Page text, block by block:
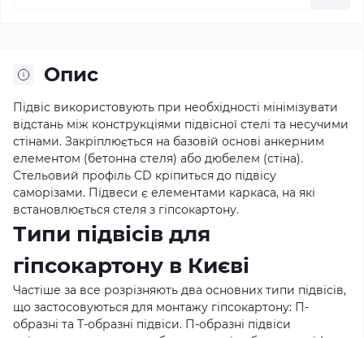
Опис
Підвіс використовують при необхідності мінімізувати
відстань між конструкціями підвісної стелі та несучими
стінами. Закріплюється на базовій основі анкерним
елементом (бетонна стеля) або дюбелем (стіна).
Стельовий профіль CD кріпиться до підвісу
саморізами. Підвеси є елементами каркаса, на які
встановлюється стеля з гіпсокартону.
Типи підвісів для
гіпсокартону в Києві
Частіше за все розрізняють два основних типи підвісів,
що застосовуються для монтажу гіпсокартону: П-
образні та Т-образні підвіси. П-образні підвіси